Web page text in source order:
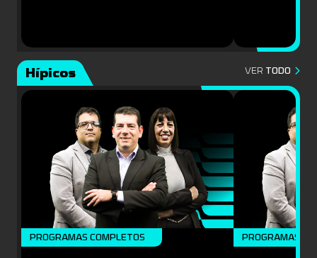
Hípicos VER TODO
PROGRAMAS COMPLETOS PROGRAMAS